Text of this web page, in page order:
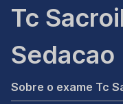
Tc
Sedacao
Sobre o exame Tc